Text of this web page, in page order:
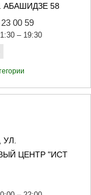
АБАШИДЗЕ 58
00 59
– 19:30
УЛ.
ЦЕНТР "ИСТ